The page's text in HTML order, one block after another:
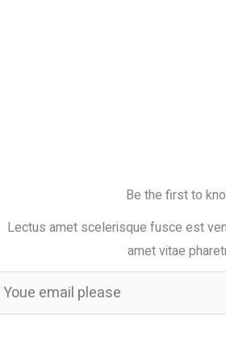
Be the first to
Lectus amet scelerisque fusce est
amet vitae